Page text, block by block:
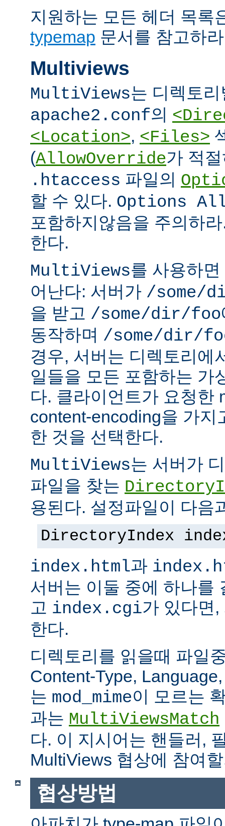
지원하는 모든 헤더 목록
typemap 문서를 참고하
Multiviews
MultiViews는 디렉토
apache2.conf의
<Location>, <Files>
(AllowOverride가 적
.htaccess 파일의
할 수 있다. Options
포함하지않음을 주의하
한다.
MultiViews를 사용하
어난다: 서버가 /some/
을 받고 /some/dir/foo
동작하며 /some/dir/
경우, 서버는 디렉토리에
일들을 모든 포함하는 가
다. 클라이언트가 요청한
content-encoding을 가지
한 것을 선택한다.
MultiViews는 서버가
파일을 찾는
용된다. 설정파일이 다음
DirectoryIndex
index.html과
서버는 이둘 중에 하나를
고 index.cgi가 있다면
한다.
디렉토리를 읽을때 파일
Content-Type,
는 mod_mime이 모르는
과는 MultiViewsMatch
다. 이 지시어는 핸들러,
MultiViews 협상에 참여
협상방법